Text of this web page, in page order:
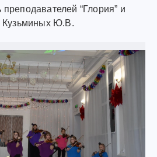
“Глория” и
Кузьминых Ю.В.